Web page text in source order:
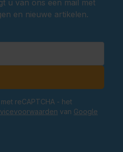
u van ons een mail met
en nieuwe artikelen.
reCAPTCHA - het
van Google